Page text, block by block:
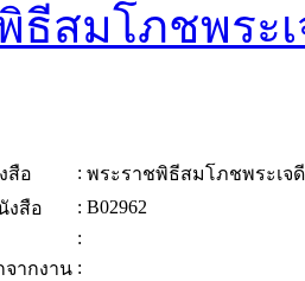
ธีสมโภชพระ
สือ : พระราชพิธีสมโภชพระเจ
งสือ
: B02962
:
จากงาน :